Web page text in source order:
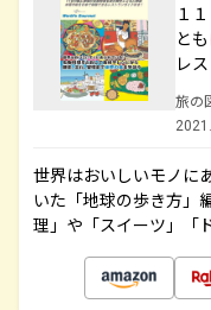
１
と
レ
旅の
世界はおいしいモノ
いた「地球の歩き方」
理」や「スイーツ」「